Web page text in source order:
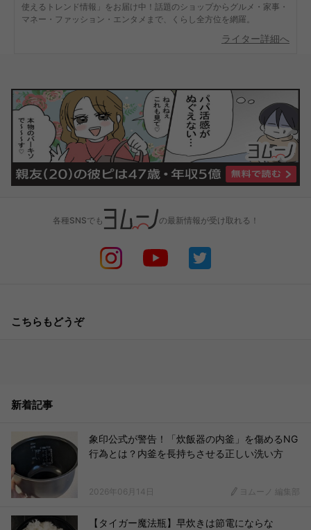
使えるトレンド情報」をお届け中！話題のショップからグルメ・家事・
マネー・ファッション・エンタメまで、くらし全方位を網羅。
ライター詳細へ
各種SNSでも の最新情報が受け取れる！
こちらもどうぞ
新着記事
象印公式が警告！「炊飯器の内釜」を傷めるNG
行為とは？内釜を長持ちさせる正しい洗い方
2026年06月14日 ヨムーノ 編集部
【タイガー魔法瓶】早炊きは節電にならな